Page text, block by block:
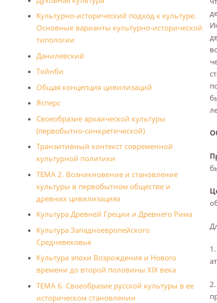
Культурно-исторический подход к культуре.
Основные варианты культурно-исторической
типологии
Данилевский
Тойнби
Общая концепция цивилизаций
Ясперс
Своеобразие архаической культуры
(первобытно-синкретической)
Транзитивный контекст современной
культурной политики
ТЕМА 2. Возникновение и становление
культуры в первобытном обществе и
древних цивилизациях
Культура Древней Греции и Дpевнегo Рима
Культура Западноевропейского
Средневековья
Культура эпохи Возрождения и Нового
времени до второй половины XIX века
ТЕМА 6. Своеобразие русской культуры в ее
историческом становлении